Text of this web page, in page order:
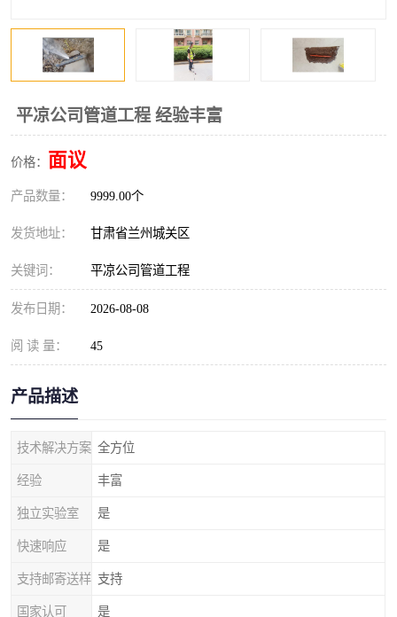
平凉公司管道工程 经验丰富
价格： 面议
产品数量： 9999.00个
发货地址： 甘肃省兰州城关区
关键词： 平凉公司管道工程
发布日期： 2026-08-08
阅 读 量： 45
产品描述
技术解决方案 全方位
经验 丰富
独立实验室 是
快速响应 是
支持邮寄送样 支持
国家认可 是